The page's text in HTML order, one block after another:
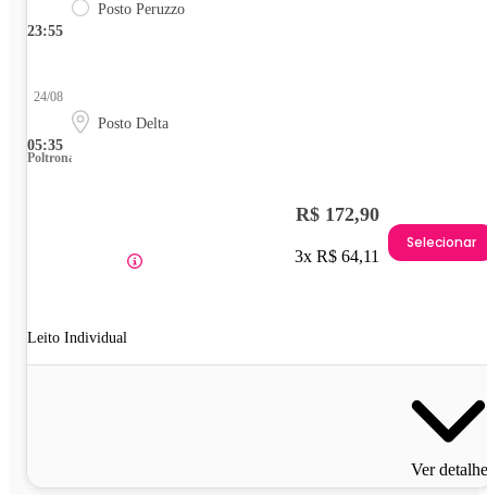
23:55
Posto Peruzzo
05:35
24/08
Posto Delta
Poltrona
Leito Individual
R$ 172,90
3x R$ 64,11
Selecionar
Ver